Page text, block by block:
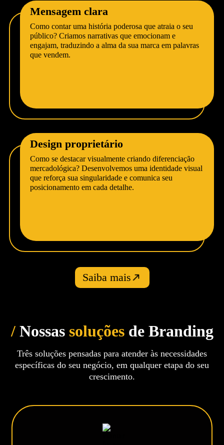
Mensagem clara
Como contar uma história poderosa que atraia o seu
público? Criamos narrativas que emocionam e
engajam, traduzindo a alma da sua marca em palavras
que vendem.
Design proprietário
Como se destacar visualmente criando diferenciação
mercadológica? Desenvolvemos uma identidade visual
que reforça sua singularidade e comunica seu
posicionamento em cada detalhe.
Saiba mais
/Nossas soluçõesde Branding
Três soluções pensadas para atender às necessidades
específicas do seu negócio, em qualquer etapa do seu
crescimento.